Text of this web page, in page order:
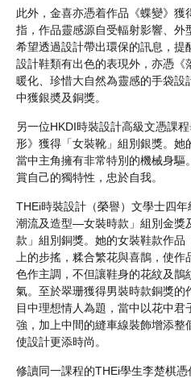
此外，金喜亦憑着作品《蝶變》
指，作品靈感源自受輻射影響、外
希望透過設計帶出環保的訊息，
設計鞋類有出色的表現外，亦憑
暖化、珍惜大自然為靈感的手袋設
中獲銀奬及銅獎。
另一位HKDI時裝設計高級文憑課
形》獲得「女裝靴」組別銀獎。她
當中主角擁有非常特別的機械身驅
賞自己的獨特性，忠於自我。
THEi時裝設計（榮譽）文學士四
潮流及造型—女裝時款」組別金
款」組別銅獎。她的女裝鞋款作
上的步搖，糅合繁花與喜鵲，使
色作主調，不但讓鞋身的花紋及鵲
氣。至於翠珊獲得男裝時款銅獎
目中理想情人為題，當中以花中君
強，加上中間的縫車線裝飾增添整
使設計更添時尚。
修讀同一課程的THEi學生李楚棋